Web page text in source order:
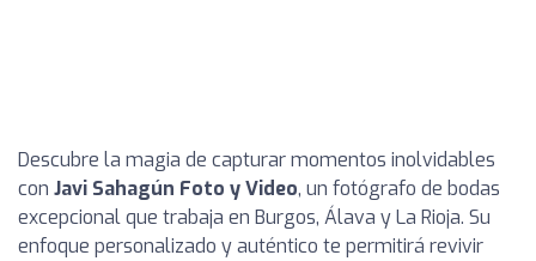
Descubre la magia de capturar momentos inolvidables
con Javi Sahagún Foto y Video, un fotógrafo de bodas
excepcional que trabaja en Burgos, Álava y La Rioja. Su
enfoque personalizado y auténtico te permitirá revivir